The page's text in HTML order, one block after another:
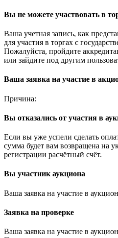
Вы не можете участвовать в
Ваша учетная запись, как
для участия в торгах с
Пожалуйста, пройдите
или зайдите под другим
Ваша заявка на участие в
Причина:
Вы отказались от участия в
Если вы уже успели сделать
сумма будет вам возвращена на
регистрации расчётный счёт.
Вы участник аукциона
Ваша заявка на участие в
Заявка на проверке
Ваша заявка на участие в